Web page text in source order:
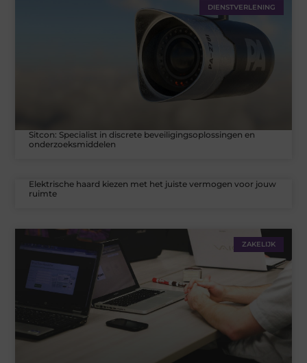
DIENSTVERLENING
Sitcon: Specialist in discrete beveiligingsoplossingen en
onderzoeksmiddelen
Elektrische haard kiezen met het juiste vermogen voor jouw
ruimte
ZAKELIJK